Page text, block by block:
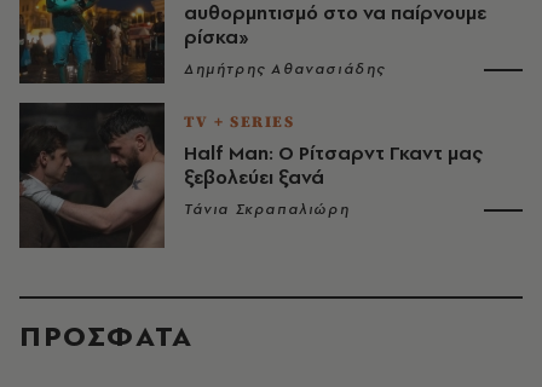
αυθορμητισμό στο να παίρνουμε
ρίσκα»
Δημήτρης Αθανασιάδης
TV + SERIES
Half Man: Ο Ρίτσαρντ Γκαντ μας
ξεβολεύει ξανά
Τάνια Σκραπαλιώρη
ΠΡΟΣΦΑΤΑ